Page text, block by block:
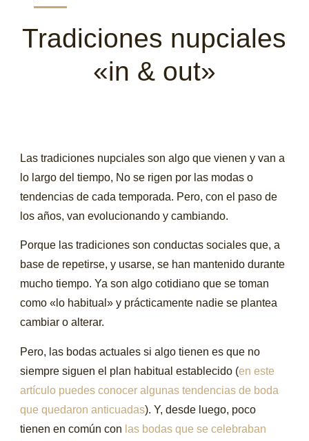
Tradiciones nupciales
«in & out»
Las tradiciones nupciales son algo que vienen y van a
lo largo del tiempo, No se rigen por las modas o
tendencias de cada temporada. Pero, con el paso de
los años, van evolucionando y cambiando.
Porque las tradiciones son conductas sociales que, a
base de repetirse, y usarse, se han mantenido durante
mucho tiempo. Ya son algo cotidiano que se toman
como «lo habitual» y prácticamente nadie se plantea
cambiar o alterar.
Pero, las bodas actuales si algo tienen es que no
siempre siguen el plan habitual establecido (en este
artículo puedes conocer algunas tendencias de boda
que quedaron anticuadas). Y, desde luego, poco
tienen en común con las bodas que se celebraban